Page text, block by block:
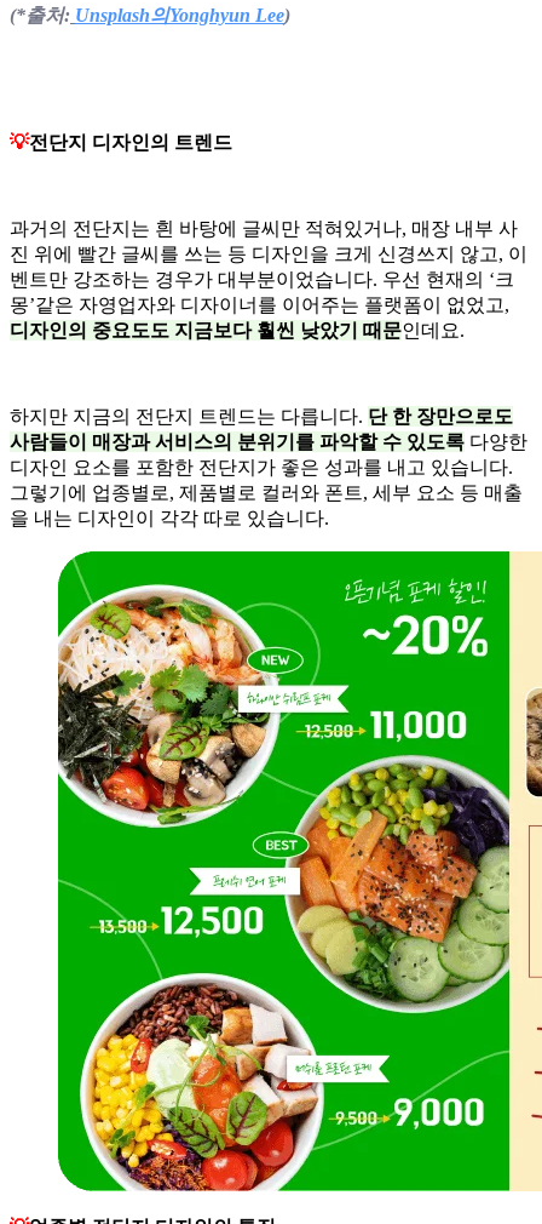
(*출처: Unsplash의Yonghyun Lee)
💡전단지 디자인의 트렌드
과거의 전단지는 흰 바탕에 글씨만 적혀있거나, 매장 내부 사
진 위에 빨간 글씨를 쓰는 등 디자인을 크게 신경쓰지 않고, 이
벤트만 강조하는 경우가 대부분이었습니다. 우선 현재의 ‘크
몽’같은 자영업자와 디자이너를 이어주는 플랫폼이 없었고,
디자인의 중요도도 지금보다 훨씬 낮았기 때문인데요.
하지만 지금의 전단지 트렌드는 다릅니다. 단 한 장만으로도
사람들이 매장과 서비스의 분위기를 파악할 수 있도록 다양한
디자인 요소를 포함한 전단지가 좋은 성과를 내고 있습니다.
그렇기에 업종별로, 제품별로 컬러와 폰트, 세부 요소 등 매출
을 내는 디자인이 각각 따로 있습니다.